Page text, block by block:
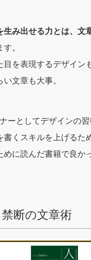
生み出せる力とは、文
。
目を表現するデザイン
文章も大事。
ーとしてデザインの
書くスキルを上げるた
めに読んだ書籍で良か
断の文章術